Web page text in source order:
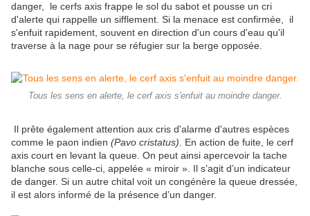
danger, le cerfs axis frappe le sol du sabot et pousse un cri
d'alerte qui rappelle un sifflement. Si la menace est confirmée, il
s'enfuit rapidement, souvent en direction d'un cours d'eau qu'il
traverse à la nage pour se réfugier sur la berge opposée.
Tous les sens en alerte, le cerf axis s'enfuit au moindre danger.
Il prête également attention aux cris d'alarme d'autres espèces
comme le paon indien (Pavo cristatus) . En action de fuite, le cerf
axis court en levant la queue. On peut ainsi apercevoir la tache
blanche sous celle-ci, appelée « miroir ». Il s’agit d’un indicateur
de danger. Si un autre chital voit un congénère la queue dressée,
il est alors informé de la présence d’un danger.